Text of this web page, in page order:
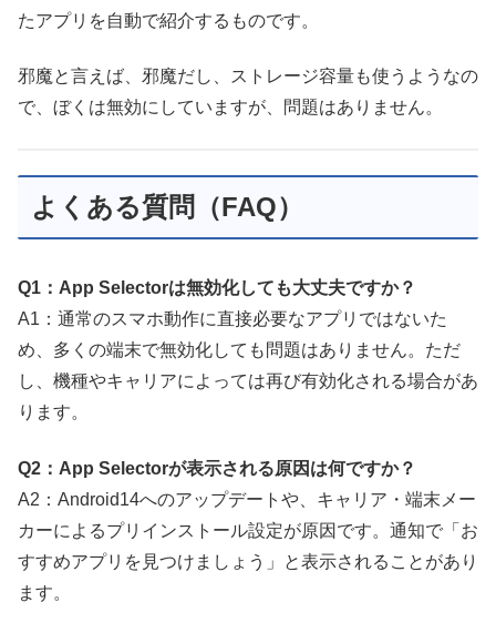
たアプリを自動で紹介するものです。
邪魔と言えば、邪魔だし、ストレージ容量も使うようなの
で、ぼくは無効にしていますが、問題はありません。
よくある質問（FAQ）
Q1：App Selectorは無効化しても大丈夫ですか？
A1：通常のスマホ動作に直接必要なアプリではないた
め、多くの端末で無効化しても問題はありません。ただ
し、機種やキャリアによっては再び有効化される場合があ
ります。
Q2：App Selectorが表示される原因は何ですか？
A2：Android14へのアップデートや、キャリア・端末メー
カーによるプリインストール設定が原因です。通知で「お
すすめアプリを見つけましょう」と表示されることがあり
ます。